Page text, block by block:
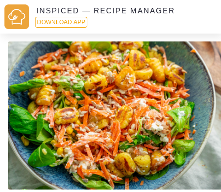
INSPICED — RECIPE MANAGER
DOWNLOAD APP